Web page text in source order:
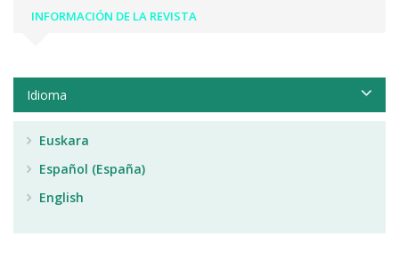
INFORMACIÓN DE LA REVISTA
Idioma
Euskara
Español (España)
English